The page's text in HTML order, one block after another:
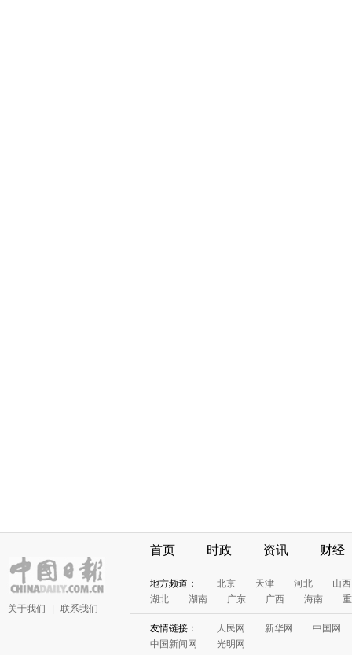
关于我们 联系我们
首页 时政 资讯 财经
地方频道： 北京 天津 河北
山西
湖北
湖南 广东 广西 海南
友情链接： 人民网 新华网
中国网
中国新闻网
光明网